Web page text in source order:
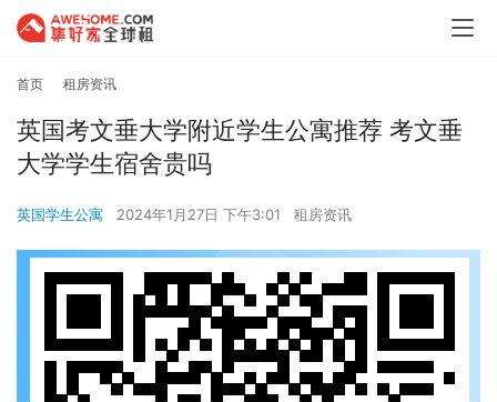
首页 租房资讯
英国考文垂大学附近学生公寓推荐 考文垂
大学学生宿舍贵吗
英国学生公寓 2024年1月27日 下午3:01 租房资讯